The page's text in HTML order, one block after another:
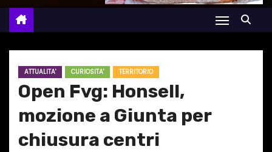
ATTUALITA' CURIOSITA' TERRITORIO
Open Fvg: Honsell,
mozione a Giunta per
chiusura centri